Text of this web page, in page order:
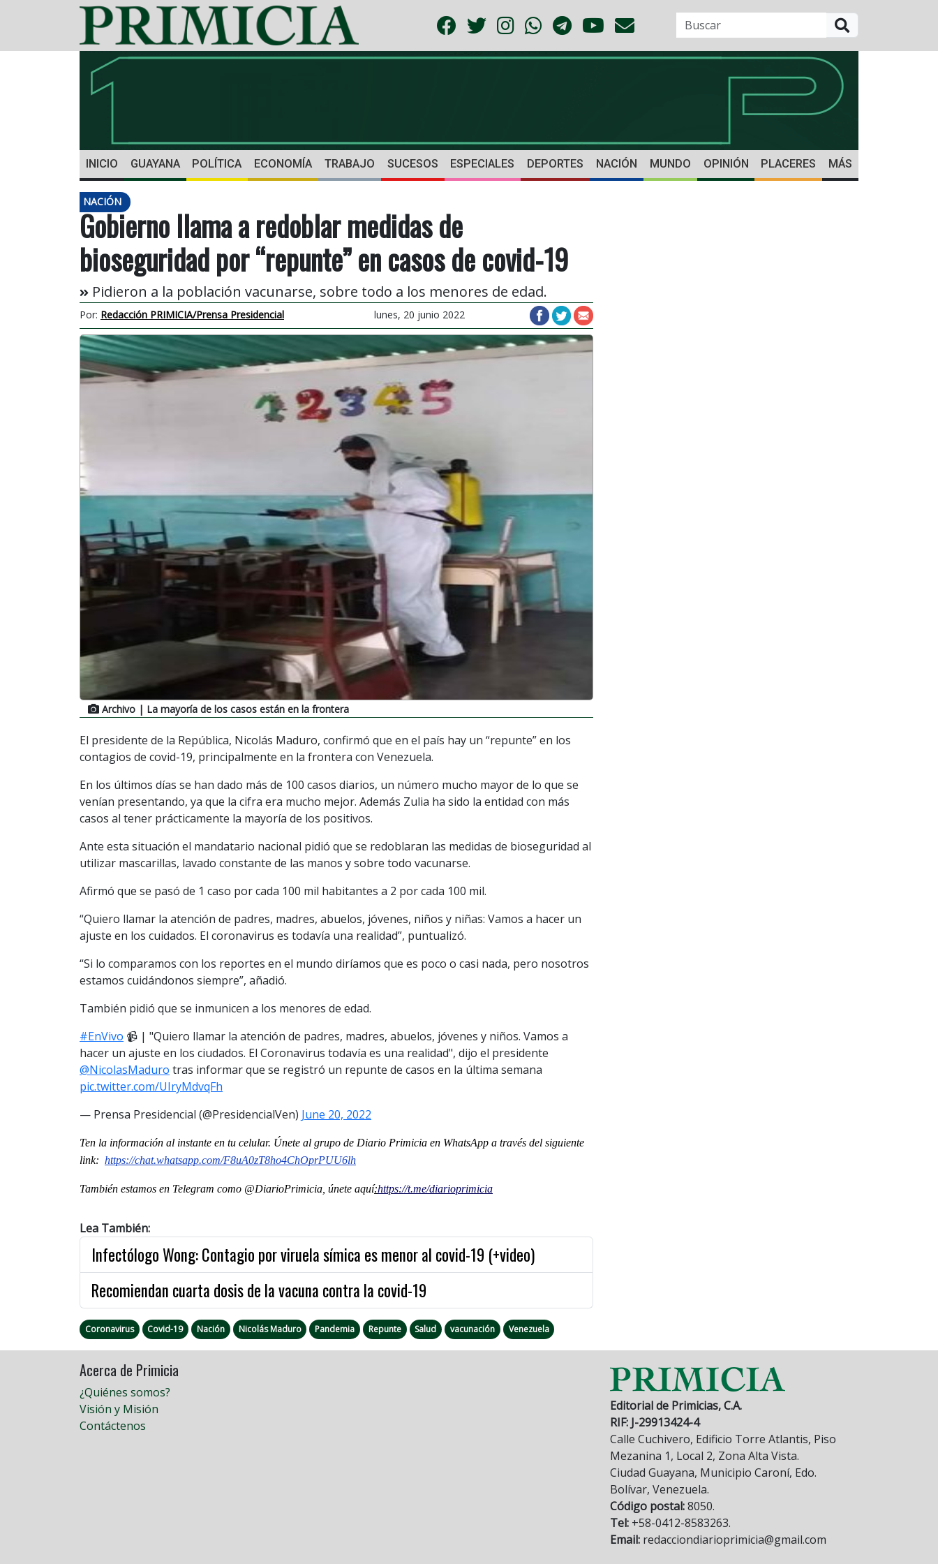
INICIO GUAYANA POLÍTICA ECONOMÍA TRABAJO SUCESOS ESPECIALES DEPORTES NACIÓN MUNDO OPINIÓN PLACERES MÁS
NACIÓN
Gobierno llama a redoblar medidas de
bioseguridad por “repunte” en casos de covid-19
Pidieron a la población vacunarse, sobre todo a los menores de edad.
Por: Redacción PRIMICIA/Prensa Presidencial lunes, 20 junio 2022
Archivo | La mayoría de los casos están en la frontera
El presidente de la República, Nicolás Maduro, confirmó que en el país hay un “repunte” en los
contagios de covid-19, principalmente en la frontera con Venezuela.
En los últimos días se han dado más de 100 casos diarios, un número mucho mayor de lo que se
venían presentando, ya que la cifra era mucho mejor. Además Zulia ha sido la entidad con más
casos al tener prácticamente la mayoría de los positivos.
Ante esta situación el mandatario nacional pidió que se redoblaran las medidas de bioseguridad al
utilizar mascarillas, lavado constante de las manos y sobre todo vacunarse.
Afirmó que se pasó de 1 caso por cada 100 mil habitantes a 2 por cada 100 mil.
“Quiero llamar la atención de padres, madres, abuelos, jóvenes, niños y niñas: Vamos a hacer un
ajuste en los cuidados. El coronavirus es todavía una realidad”, puntualizó.
“Si lo comparamos con los reportes en el mundo diríamos que es poco o casi nada, pero nosotros
estamos cuidándonos siempre”, añadió.
También pidió que se inmunicen a los menores de edad.
#EnVivo 📹 | "Quiero llamar la atención de padres, madres, abuelos, jóvenes y niños. Vamos a
hacer un ajuste en los ciudados. El Coronavirus todavía es una realidad", dijo el presidente
@NicolasMaduro tras informar que se registró un repunte de casos en la última semana
pic.twitter.com/UIryMdvqFh
— Prensa Presidencial (@PresidencialVen) June 20, 2022
Ten la información al instante en tu celular. Únete al grupo de Diario Primicia en WhatsApp a través del siguiente
link: https://chat.whatsapp.com/F8uA0zT8ho4ChOprPUU6lh
También estamos en Telegram como @DiarioPrimicia, únete aquí:https://t.me/diarioprimicia
Lea También:
Infectólogo Wong: Contagio por viruela símica es menor al covid-19 (+video)
Recomiendan cuarta dosis de la vacuna contra la covid-19
Coronavirus Covid-19 Nación Nicolás Maduro Pandemia Repunte Salud vacunación Venezuela
Acerca de Primicia
¿Quiénes somos?
Visión y Misión
Contáctenos
Editorial de Primicias, C.A.
RIF: J-29913424-4
Calle Cuchivero, Edificio Torre Atlantis, Piso
Mezanina 1, Local 2, Zona Alta Vista.
Ciudad Guayana, Municipio Caroní, Edo.
Bolívar, Venezuela.
Código postal:8050.
Tel: +58-0412-8583263.
Email: redacciondiarioprimicia@gmail.com